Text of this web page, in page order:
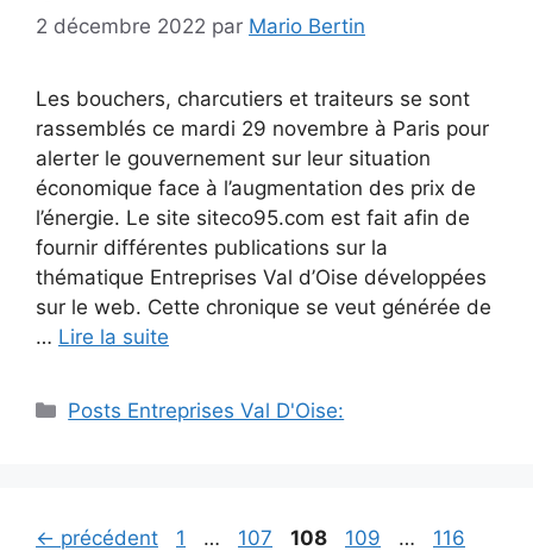
2 décembre 2022 par Mario Bertin
Les bouchers, charcutiers et traiteurs se sont
rassemblés ce mardi 29 novembre à Paris pour
alerter le gouvernement sur leur situation
économique face à l’augmentation des prix de
l’énergie. Le site siteco95.com est fait afin de
fournir différentes publications sur la
thématique Entreprises Val d’Oise développées
sur le web. Cette chronique se veut générée de
… Lire la suite
Catégories
Posts Entreprises Val D'Oise:
Navigation
← précédent Page
1 … Page
107 Page
108 Page
109 … Page
116